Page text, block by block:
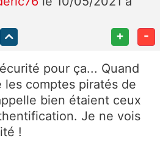
+ -
pour ça... Quand
comptes piratés de
bien étaient ceux
Je ne vois
!